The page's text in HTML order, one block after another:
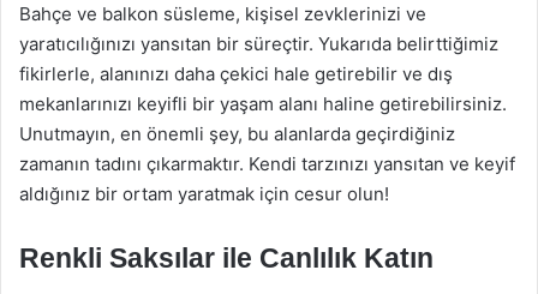
Bahçe ve balkon süsleme, kişisel zevklerinizi ve
yaratıcılığınızı yansıtan bir süreçtir. Yukarıda belirttiğimiz
fikirlerle, alanınızı daha çekici hale getirebilir ve dış
mekanlarınızı keyifli bir yaşam alanı haline getirebilirsiniz.
Unutmayın, en önemli şey, bu alanlarda geçirdiğiniz
zamanın tadını çıkarmaktır. Kendi tarzınızı yansıtan ve keyif
aldığınız bir ortam yaratmak için cesur olun!
Renkli Saksılar ile Canlılık Katın